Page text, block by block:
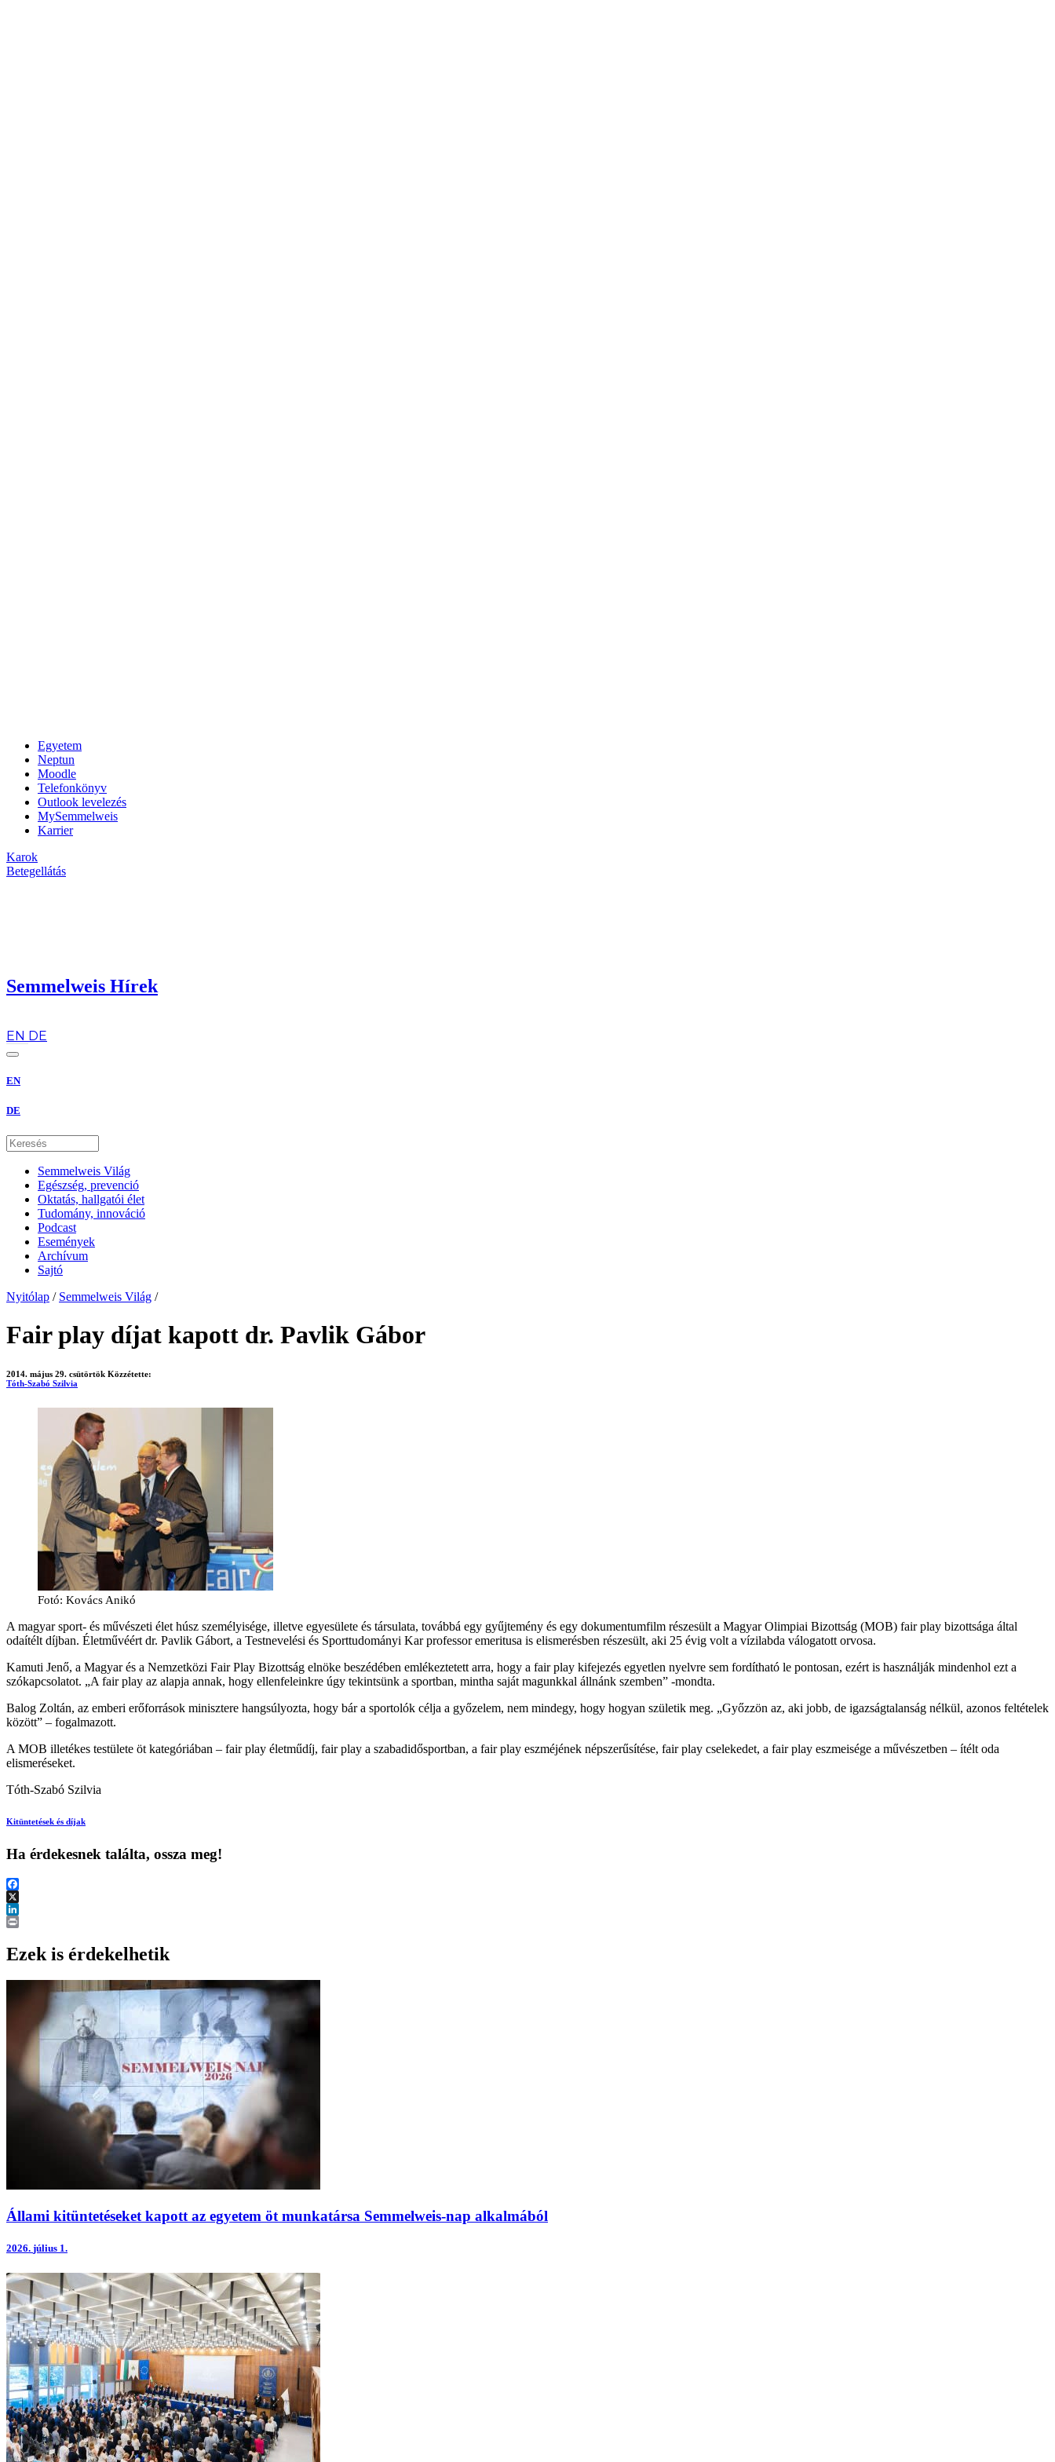
Egyetem
Neptun
Moodle
Telefonkönyv
Outlook levelezés
MySemmelweis
Karrier
Karok
Betegellátás
Semmelweis Hírek
EN DE
EN
DE
Semmelweis Világ
Egészség, prevenció
Oktatás, hallgatói élet
Tudomány, innováció
Podcast
Események
Archívum
Sajtó
Nyitólap / Semmelweis Világ /
Fair play díjat kapott dr. Pavlik Gábor
2014. május 29. csütörtök Közzétette:
Tóth-Szabó Szilvia
Fotó: Kovács Anikó
A magyar sport- és művészeti élet húsz személyisége, illetve egyesülete és társulata, továbbá egy gyűjtemény és egy dokumentumfilm részesült a Magyar Olimpiai Bizottság (MOB) fair play bizottsága által
odaítélt díjban. Életművéért dr. Pavlik Gábort, a Testnevelési és Sporttudományi Kar professor emeritusa is elismerésben részesült, aki 25 évig volt a vízilabda válogatott orvosa.
Kamuti Jenő, a Magyar és a Nemzetközi Fair Play Bizottság elnöke beszédében emlékeztetett arra, hogy a fair play kifejezés egyetlen nyelvre sem fordítható le pontosan, ezért is használják mindenhol ezt a
szókapcsolatot. „A fair play az alapja annak, hogy ellenfeleinkre úgy tekintsünk a sportban, mintha saját magunkkal állnánk szemben” -mondta.
Balog Zoltán, az emberi erőforrások minisztere hangsúlyozta, hogy bár a sportolók célja a győzelem, nem mindegy, hogy hogyan születik meg. „Győzzön az, aki jobb, de igazságtalanság nélkül, azonos feltételek
között” – fogalmazott.
A MOB illetékes testülete öt kategóriában – fair play életműdíj, fair play a szabadidősportban, a fair play eszméjének népszerűsítése, fair play cselekedet, a fair play eszmeisége a művészetben – ítélt oda
elismeréseket.
Tóth-Szabó Szilvia
Kitüntetések és díjak
Ha érdekesnek találta, ossza meg!
Facebook
X
LinkedIn
Ezek is érdekelhetik
Állami kitüntetéseket kapott az egyetem öt munkatársa Semmelweis-nap alkalmából
2026. július 1.